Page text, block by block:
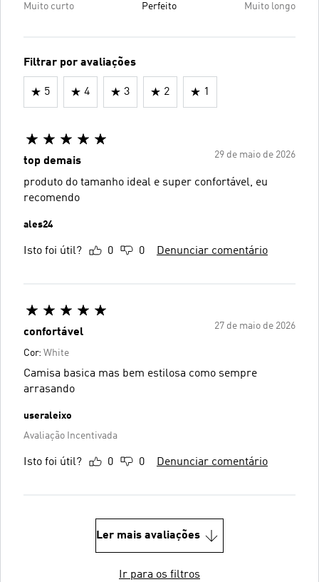
Muito curto Perfeito Muito longo
Filtrar por avaliações
5 4 3 2 1
29 de maio de 2026
top demais
produto do tamanho ideal e super confortável, eu
recomendo
ales24
Isto foi útil? 0 0 Denunciar comentário
27 de maio de 2026
confortável
Cor: White
Camisa basica mas bem estilosa como sempre
arrasando
useraleixo
Avaliação Incentivada
Isto foi útil? 0 0 Denunciar comentário
Ler mais avaliações
Ir para os filtros